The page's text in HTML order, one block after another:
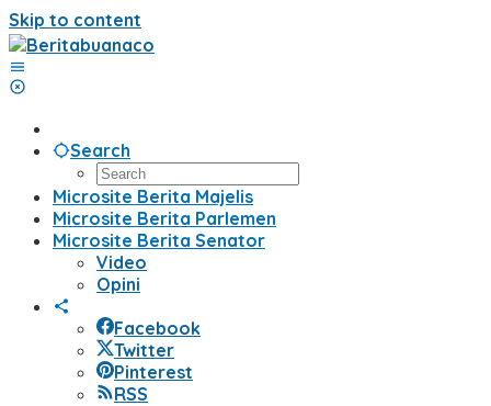
Skip to content
Search
Microsite Berita Majelis
Microsite Berita Parlemen
Microsite Berita Senator
Video
Opini
Facebook
Twitter
Pinterest
RSS